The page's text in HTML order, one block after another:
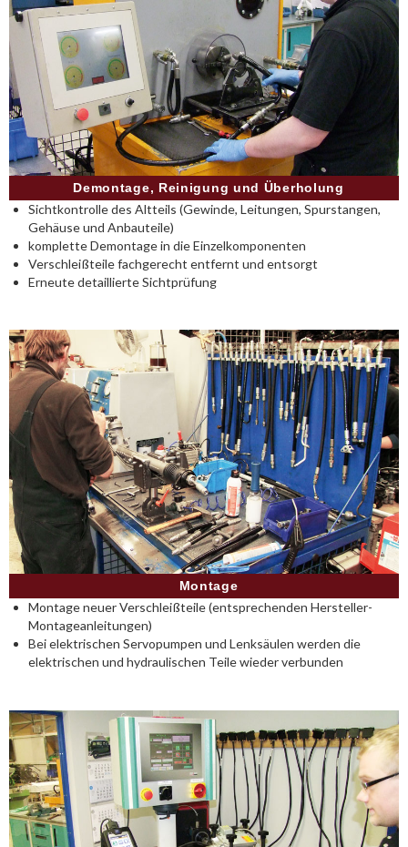
Demontage, Reinigung und Überholung
Sichtkontrolle des Altteils (Gewinde, Leitungen, Spurstangen,
Gehäuse und Anbauteile)
komplette Demontage in die Einzelkomponenten
Verschleißteile fachgerecht entfernt und entsorgt
Erneute detaillierte Sichtprüfung
Montage
Montage neuer Verschleißteile (entsprechenden Hersteller-
Montageanleitungen)
Bei elektrischen Servopumpen und Lenksäulen werden die
elektrischen und hydraulischen Teile wieder verbunden